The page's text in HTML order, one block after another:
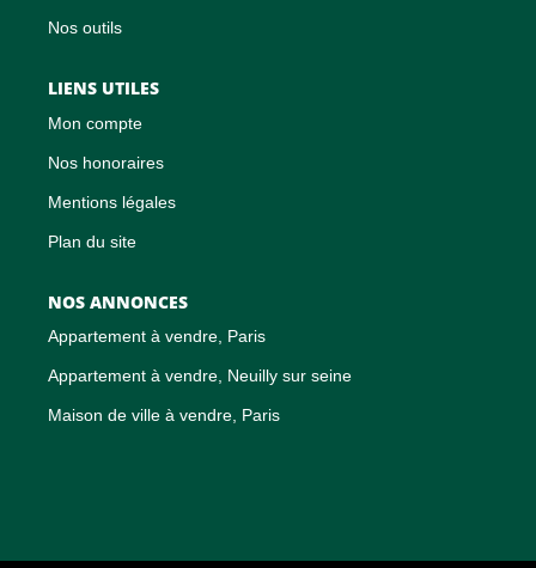
Nos outils
LIENS UTILES
Mon compte
Nos honoraires
Mentions légales
Plan du site
NOS ANNONCES
Appartement à vendre, Paris
Appartement à vendre, Neuilly sur seine
Maison de ville à vendre, Paris